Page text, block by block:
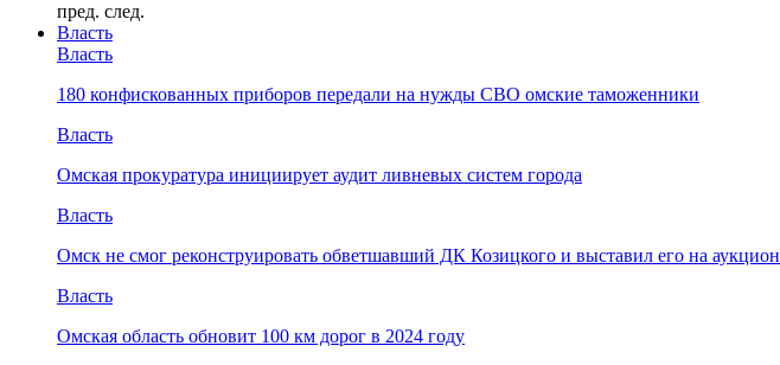
пред. след.
Власть
Власть
180 конфискованных приборов передали на нужды СВО омские таможенники
Власть
Омская прокуратура инициирует аудит ливневых систем города
Власть
Омск не смог реконструировать обветшавший ДК Козицкого и выставил его на аукцион
Власть
Омская область обновит 100 км дорог в 2024 году